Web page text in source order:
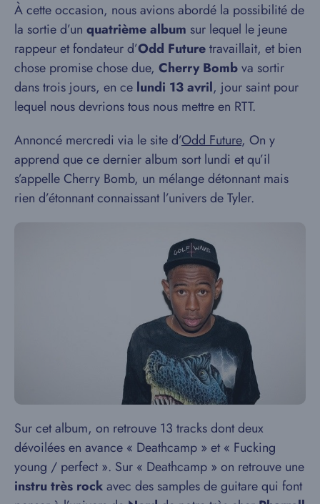
À cette occasion, nous avions abordé la possibilité de
la sortie d’un quatrième album sur lequel le jeune
rappeur et fondateur d’Odd Futuretravaillait, et bien
chose promise chose due, Cherry Bombva sortir
dans trois jours, en ce lundi 13 avril, jour saint pour
lequel nous devrions tous nous mettre en RTT.
Annoncé mercredi via le site d’Odd Future, On y
apprend que ce dernier album sort lundi et qu’il
s’appelle Cherry Bomb, un mélange détonnant mais
rien d’étonnant connaissant l’univers de Tyler.
Sur cet album, on retrouve 13 tracks dont deux
dévoilées en avance « Deathcamp » et « Fucking
young / perfect ». Sur « Deathcamp » on retrouve une
instru très rockavec des samples de guitare qui font